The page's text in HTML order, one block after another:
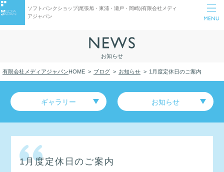
ソフトバンクショップ(尾張旭・東浦・瀬戸・岡崎)|有限会社メディ
アジャパン
お知らせ
有限会社メディアジャパンHOME ブログ お知らせ 1月度定休日のご案内
ギャラリー お知らせ
1月度定休日のご案内